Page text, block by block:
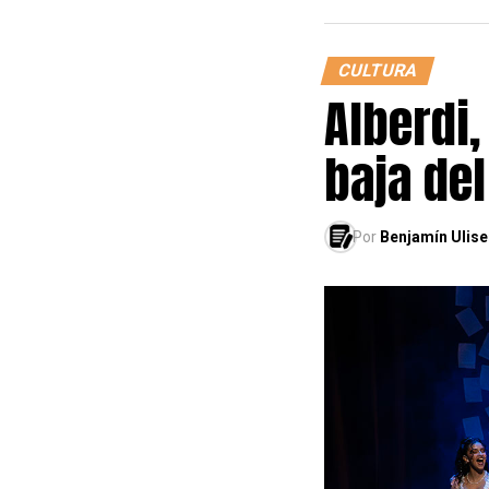
CULTURA
baja
Por Benjamín